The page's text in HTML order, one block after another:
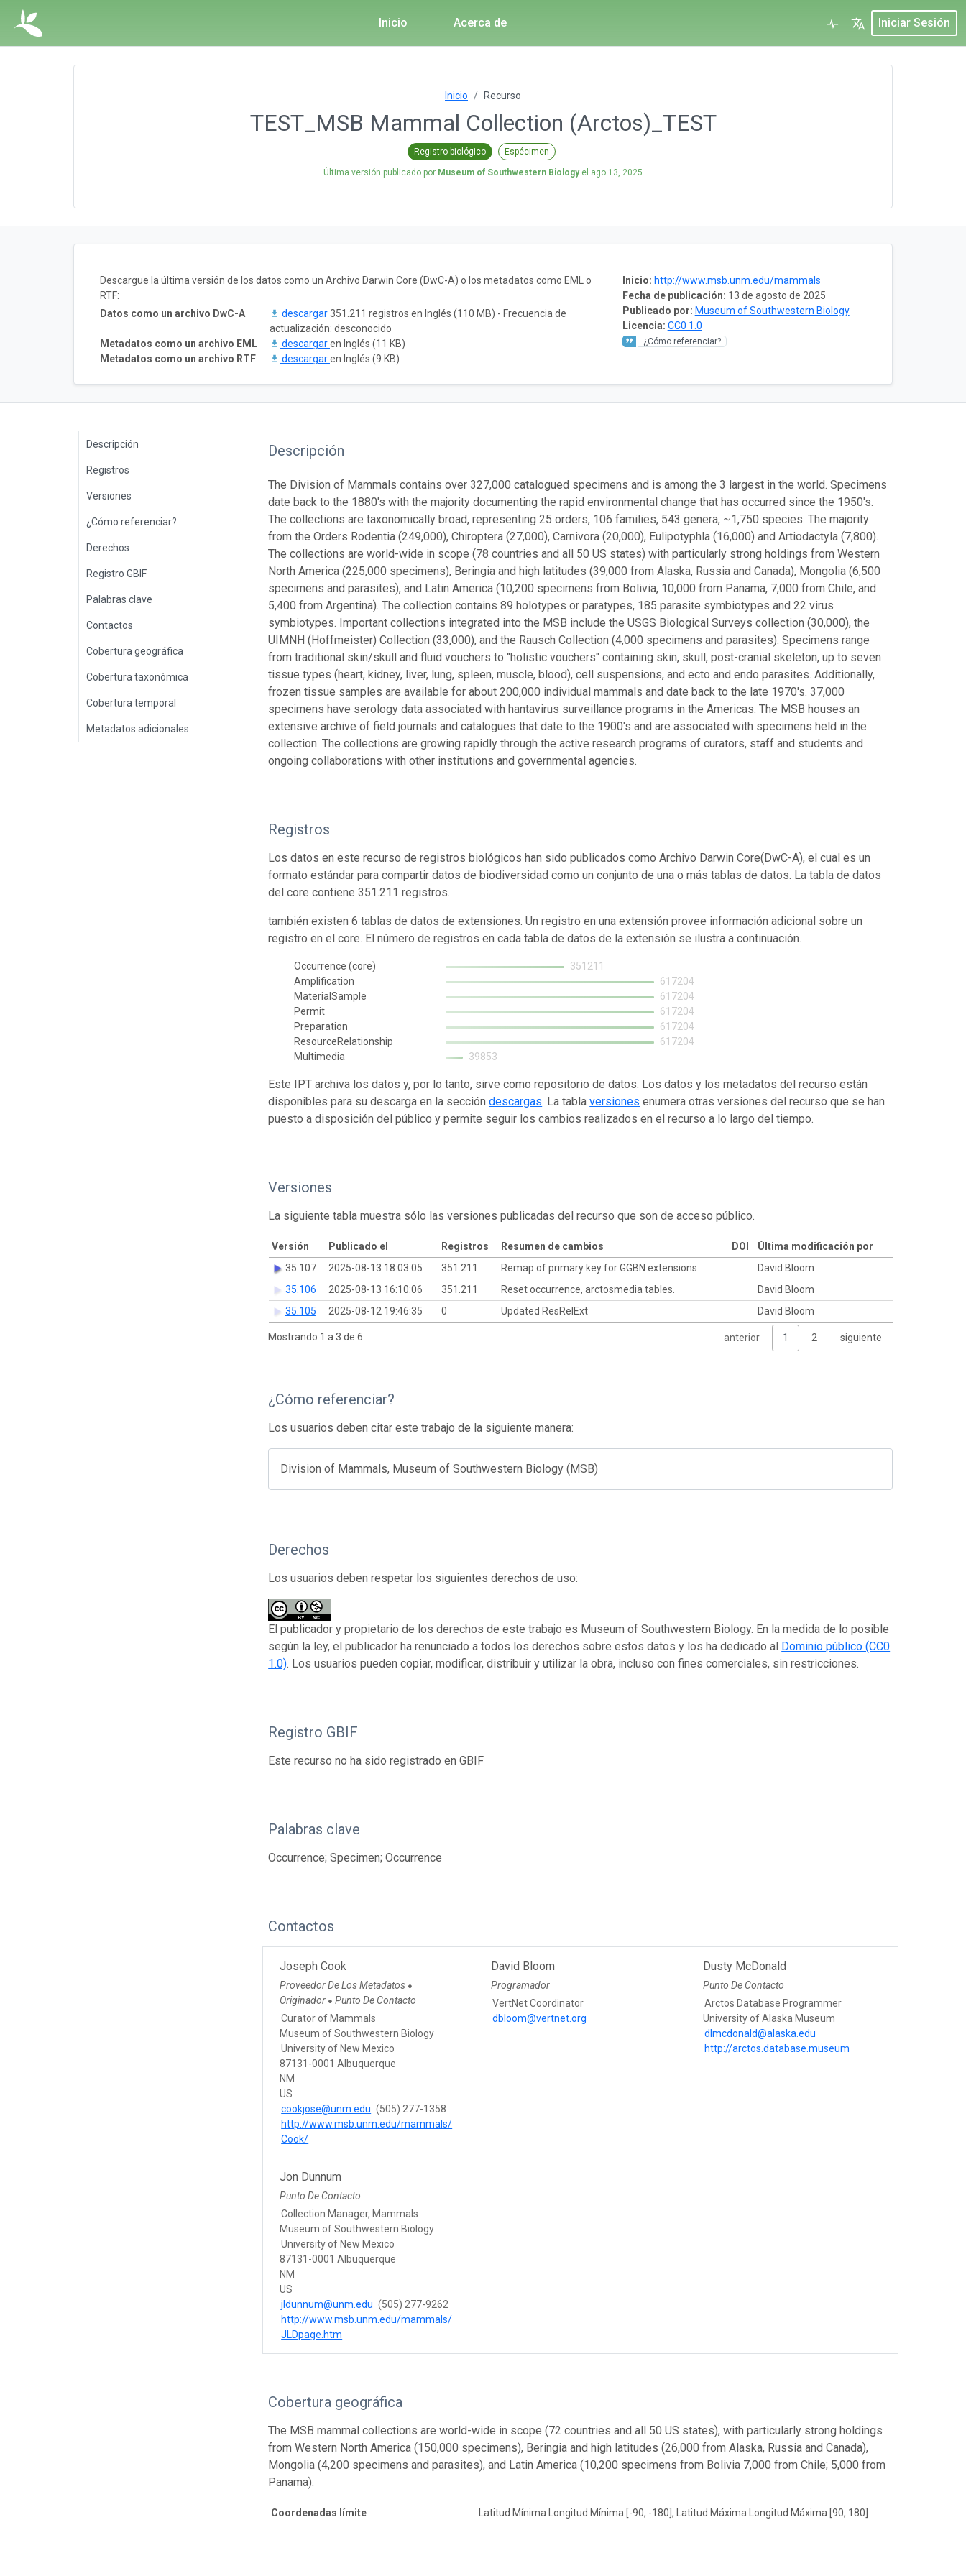
Inicio Acerca de Iniciar Sesión
Inicio Recurso
TEST_MSB Mammal Collection (Arctos)_TEST
Registro biológico Espécimen
Última versión publicado por Museum of Southwestern Biologyel ago 13, 2025
Inicio: http://www.msb.unm.edu/mammals
Fecha de publicación: 13 de agosto de 2025
Publicado por: Museum of Southwestern Biology
Licencia: CC0 1.0
¿Cómo referenciar?
Descargue la última versión de los datos como un Archivo Darwin Core (DwC-A) o los metadatos como EML o
RTF:
Datos como un archivo DwC-A
descargar351.211 registros en Inglés (110 MB) - Frecuencia de
actualización: desconocido
Metadatos como un archivo EML
descargaren Inglés (11 KB)
Metadatos como un archivo RTF
descargaren Inglés (9 KB)
Descripción
Registros
Versiones
¿Cómo referenciar?
Derechos
Registro GBIF
Palabras clave
Contactos
Cobertura geográfica
Cobertura taxonómica
Cobertura temporal
Metadatos adicionales
Descripción
The Division of Mammals contains over 327,000 catalogued specimens and is among the 3 largest in the world. Specimens
date back to the 1880's with the majority documenting the rapid environmental change that has occurred since the 1950's.
The collections are taxonomically broad, representing 25 orders, 106 families, 543 genera, ~1,750 species. The majority
from the Orders Rodentia (249,000), Chiroptera (27,000), Carnivora (20,000), Eulipotyphla (16,000) and Artiodactyla (7,800).
The collections are world-wide in scope (78 countries and all 50 US states) with particularly strong holdings from Western
North America (225,000 specimens), Beringia and high latitudes (39,000 from Alaska, Russia and Canada), Mongolia (6,500
specimens and parasites), and Latin America (10,200 specimens from Bolivia, 10,000 from Panama, 7,000 from Chile, and
5,400 from Argentina). The collection contains 89 holotypes or paratypes, 185 parasite symbiotypes and 22 virus
symbiotypes. Important collections integrated into the MSB include the USGS Biological Surveys collection (30,000), the
UIMNH (Hoffmeister) Collection (33,000), and the Rausch Collection (4,000 specimens and parasites). Specimens range
from traditional skin/skull and fluid vouchers to "holistic vouchers" containing skin, skull, post-cranial skeleton, up to seven
tissue types (heart, kidney, liver, lung, spleen, muscle, blood), cell suspensions, and ecto and endo parasites. Additionally,
frozen tissue samples are available for about 200,000 individual mammals and date back to the late 1970's. 37,000
specimens have serology data associated with hantavirus surveillance programs in the Americas. The MSB houses an
extensive archive of field journals and catalogues that date to the 1900's and are associated with specimens held in the
collection. The collections are growing rapidly through the active research programs of curators, staff and students and
ongoing collaborations with other institutions and governmental agencies.
Registros
Los datos en este recurso de registros biológicos han sido publicados como Archivo Darwin Core(DwC-A), el cual es un
formato estándar para compartir datos de biodiversidad como un conjunto de una o más tablas de datos. La tabla de datos
del core contiene 351.211 registros.
también existen 6 tablas de datos de extensiones. Un registro en una extensión provee información adicional sobre un
registro en el core. El número de registros en cada tabla de datos de la extensión se ilustra a continuación.
Occurrence (core)
351211
Amplification
617204
MaterialSample
617204
Permit
617204
Preparation
617204
ResourceRelationship
617204
Multimedia
39853
Este IPT archiva los datos y, por lo tanto, sirve como repositorio de datos. Los datos y los metadatos del recurso están
disponibles para su descarga en la seccióndescargas. La tablaversiones enumera otras versiones del recurso que se han
puesto a disposición del público y permite seguir los cambios realizados en el recurso a lo largo del tiempo.
Versiones
La siguiente tabla muestra sólo las versiones publicadas del recurso que son de acceso público.
Versión Publicado el Registros Resumen de cambios DOI
Última modificación por
35.107
2025-08-13 18:03:05 351.211 Remap of primary key for GGBN extensions
David Bloom
35.106
2025-08-13 16:10:06 351.211 Reset occurrence, arctosmedia tables.
David Bloom
35.105
2025-08-12 19:46:35 0 Updated ResRelExt David Bloom
Mostrando 1 a 3 de 6 anterior 1 2 siguiente
¿Cómo referenciar?
Los usuarios deben citar este trabajo de la siguiente manera:
Division of Mammals, Museum of Southwestern Biology (MSB)
Derechos
Los usuarios deben respetar los siguientes derechos de uso:
El publicador y propietario de los derechos de este trabajo es Museum of Southwestern Biology. En la medida de lo posible
según la ley, el publicador ha renunciado a todos los derechos sobre estos datos y los ha dedicado al Dominio público (CC0
1.0). Los usuarios pueden copiar, modificar, distribuir y utilizar la obra, incluso con fines comerciales, sin restricciones.
Registro GBIF
Este recurso no ha sido registrado en GBIF
Palabras clave
Occurrence; Specimen; Occurrence
Contactos
Joseph Cook
Proveedor De Los Metadatos ●
Originador ● Punto De Contacto
Curator of Mammals
Museum of Southwestern Biology
University of New Mexico
87131-0001 Albuquerque
NM
US
cookjose@unm.edu (505) 277-1358
http://www.msb.unm.edu/mammals/
Cook/
David Bloom
Programador
VertNet Coordinator
dbloom@vertnet.org
Dusty McDonald
Punto De Contacto
Arctos Database Programmer
University of Alaska Museum
dlmcdonald@alaska.edu
http://arctos.database.museum
Jon Dunnum
Punto De Contacto
Collection Manager, Mammals
Museum of Southwestern Biology
University of New Mexico
87131-0001 Albuquerque
NM
US
jldunnum@unm.edu (505) 277-9262
http://www.msb.unm.edu/mammals/
JLDpage.htm
Cobertura geográfica
The MSB mammal collections are world-wide in scope (72 countries and all 50 US states), with particularly strong holdings
from Western North America (150,000 specimens), Beringia and high latitudes (26,000 from Alaska, Russia and Canada),
Mongolia (4,200 specimens and parasites), and Latin America (10,200 specimens from Bolivia 7,000 from Chile; 5,000 from
Panama).
Coordenadas límite Latitud Mínima Longitud Mínima [-90, -180], Latitud Máxima Longitud Máxima [90, 180]